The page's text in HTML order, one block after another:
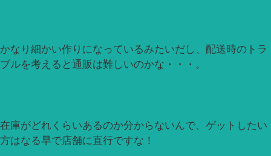
かなり細かい作りになっているみたいだし、配送時のトラ
ブルを考えると通販は難しいのかな・・・。
在庫がどれくらいあるのか分からないんで、ゲットしたい
方はなる早で店舗に直行ですな！